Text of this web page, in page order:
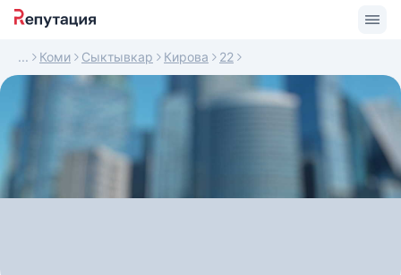
Коми Сыктывкар Кирова 22